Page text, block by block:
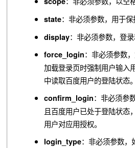
state：非必须参数，用于保
display：非必须参数，登
force_login：非必须参数
加载登录页时强制用户输入
中读取百度用户的登陆状态。
confirm_login：非必须参
且百度用户已处于登陆状态
用户对应用授权。
login_type：非必须参数，